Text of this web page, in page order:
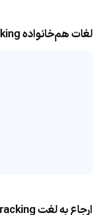
لغات هم‌خانواده nerve-racking
ارجاع به لغت nerve-racking